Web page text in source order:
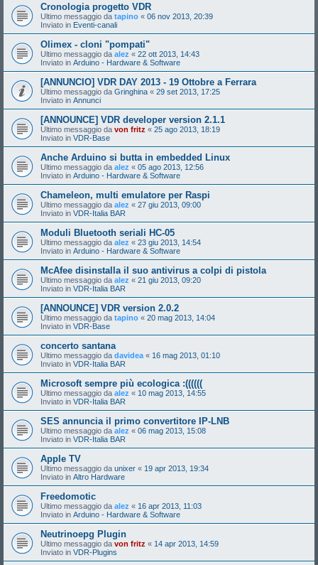
Cronologia progetto VDR
Ultimo messaggio da tapino « 06 nov 2013, 20:39
Inviato in Eventi-canali
Olimex - cloni "pompati"
Ultimo messaggio da alez « 22 ott 2013, 14:43
Inviato in Arduino - Hardware & Software
[ANNUNCIO] VDR DAY 2013 - 19 Ottobre a Ferrara
Ultimo messaggio da Gringhina « 29 set 2013, 17:25
Inviato in Annunci
[ANNOUNCE] VDR developer version 2.1.1
Ultimo messaggio da von fritz « 25 ago 2013, 18:19
Inviato in VDR-Base
Anche Arduino si butta in embedded Linux
Ultimo messaggio da alez « 05 ago 2013, 12:56
Inviato in Arduino - Hardware & Software
Chameleon, multi emulatore per Raspi
Ultimo messaggio da alez « 27 giu 2013, 09:00
Inviato in VDR-Italia BAR
Moduli Bluetooth seriali HC-05
Ultimo messaggio da alez « 23 giu 2013, 14:54
Inviato in Arduino - Hardware & Software
McAfee disinstalla il suo antivirus a colpi di pistola
Ultimo messaggio da alez « 21 giu 2013, 09:20
Inviato in VDR-Italia BAR
[ANNOUNCE] VDR version 2.0.2
Ultimo messaggio da tapino « 20 mag 2013, 14:04
Inviato in VDR-Base
concerto santana
Ultimo messaggio da davidea « 16 mag 2013, 01:10
Inviato in VDR-Italia BAR
Microsoft sempre più ecologica :((((((
Ultimo messaggio da alez « 10 mag 2013, 14:55
Inviato in VDR-Italia BAR
SES annuncia il primo convertitore IP-LNB
Ultimo messaggio da alez « 06 mag 2013, 15:08
Inviato in VDR-Italia BAR
Apple TV
Ultimo messaggio da unixer « 19 apr 2013, 19:34
Inviato in Altro Hardware
Freedomotic
Ultimo messaggio da alez « 16 apr 2013, 11:03
Inviato in Arduino - Hardware & Software
Neutrinoepg Plugin
Ultimo messaggio da von fritz « 14 apr 2013, 14:59
Inviato in VDR-Plugins